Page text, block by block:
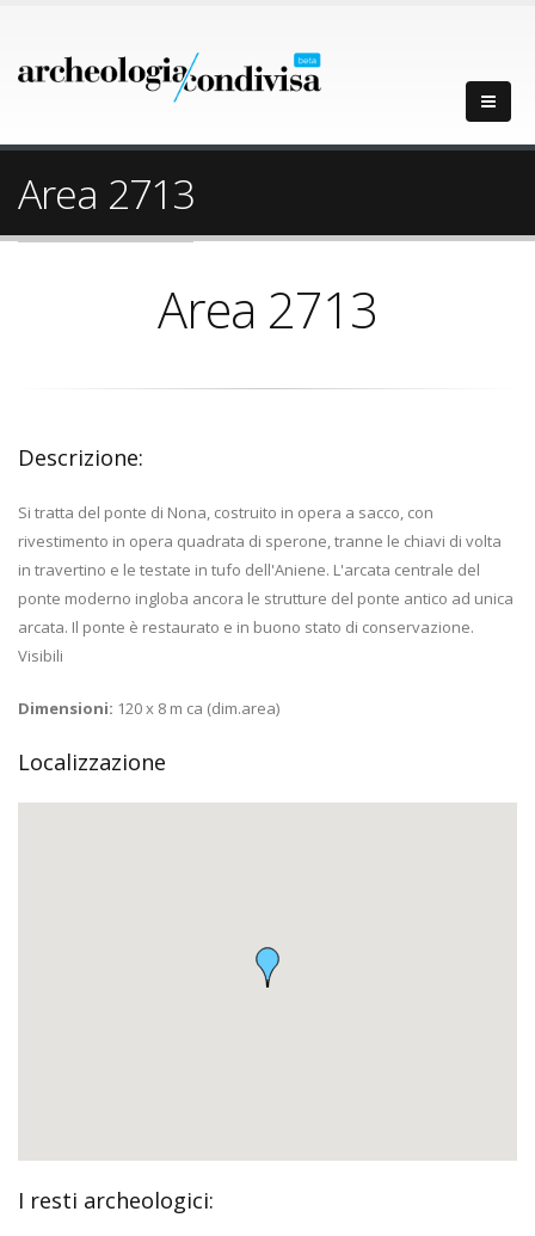
Area 2713
Area 2713
Descrizione:
Si tratta del ponte di Nona, costruito in opera a sacco, con
rivestimento in opera quadrata di sperone, tranne le chiavi di volta
in travertino e le testate in tufo dell'Aniene. L'arcata centrale del
ponte moderno ingloba ancora le strutture del ponte antico ad unica
arcata. Il ponte è restaurato e in buono stato di conservazione.
Visibili
Dimensioni: 120 x 8 m ca (dim.area)
Localizzazione
I resti archeologici: